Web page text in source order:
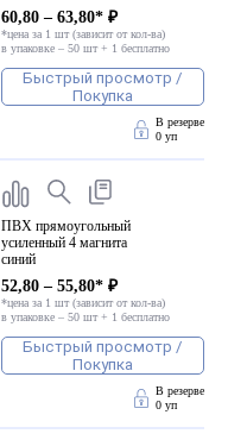
60,80 – 63,80* ₽
*цена за 1 шт (зависит от кол-ва)
в упаковке – 50 шт + 1 бесплатно
Быстрый просмотр /
Покупка
В резерве
0 уп
ПВХ прямоугольный
усиленный 4 магнита
синий
52,80 – 55,80* ₽
*цена за 1 шт (зависит от кол-ва)
в упаковке – 50 шт + 1 бесплатно
Быстрый просмотр /
Покупка
В резерве
0 уп